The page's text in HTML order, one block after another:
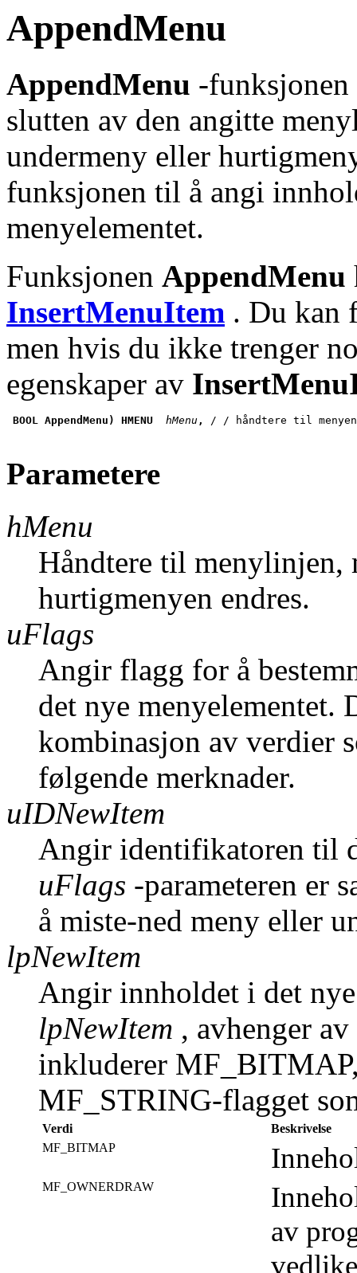
AppendMenu
AppendMenu -
slutten av den angitte
undermeny eller
funksjonen til å angi
menyelementet.
Funksjonen AppendMenu
InsertMenuItem . Du kan
men hvis du ikke trenger
egenskaper av
BOOL AppendMenu) HMENU hMenu , / / håndtere til menyen
Parametere
hMenu
Håndtere til menylinjen,
hurtigmenyen endres.
uFlags
Angir flagg for å
det nye menyelementet.
kombinasjon av verdier
følgende merknader.
uIDNewItem
Angir identifikatoren til
uFlags -parameteren er
å miste-ned meny eller
lpNewItem
Angir innholdet i det
lpNewItem , avhenger
inkluderer
MF_STRING-flagget
Verdi
Beskrivelse
MF_BITMAP
MF_OWNERDRAW
av